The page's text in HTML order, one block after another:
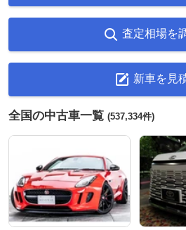
査定相場を
新車を見
全国の中古車一覧 (537,334件)